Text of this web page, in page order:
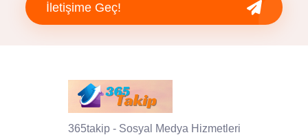
İletişime Geç!
365takip - Sosyal Medya Hizmetleri